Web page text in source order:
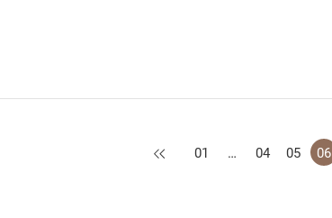
上一頁
01 … 04 05 06